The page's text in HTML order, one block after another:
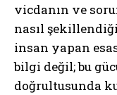
vicdanın ve
nasıl
insan yapan
bilgi değil; bu
doğrultusunda